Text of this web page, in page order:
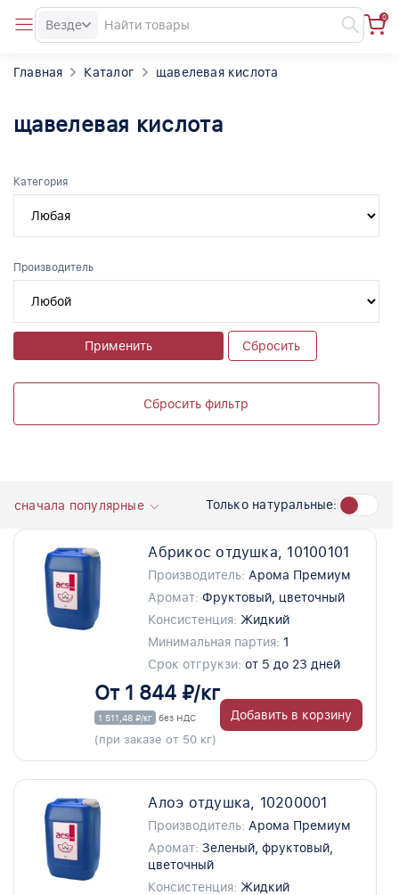
Везде
0
Главная Каталог щавелевая кислота
щавелевая кислота
Категория
Производитель
Применить Сбросить
Сбросить фильтр
сначала популярные Только натуральные:
Абрикос отдушка, 10100101
Производитель: Арома Премиум
Аромат: Фруктовый, цветочный
Консистенция: Жидкий
Минимальная партия: 1
Срок отгрукзи: от 5 до 23 дней
От 1 844 ₽/кг
1 511,48 ₽/кг без НДС
(при заказе от 50 кг)
Добавить в корзину
Алоэ отдушка, 10200001
Производитель: Арома Премиум
Аромат: Зеленый, фруктовый,
цветочный
Консистенция: Жидкий